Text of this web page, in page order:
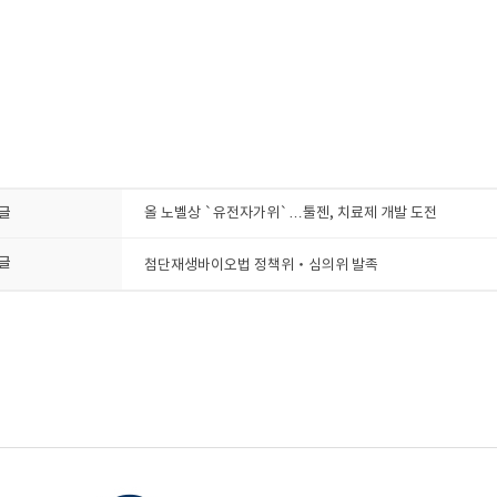
올 노벨상 `유전자가위`…툴젠, 치료제 개발 도전
첨단재생바이오법 정책위‧심의위 발족